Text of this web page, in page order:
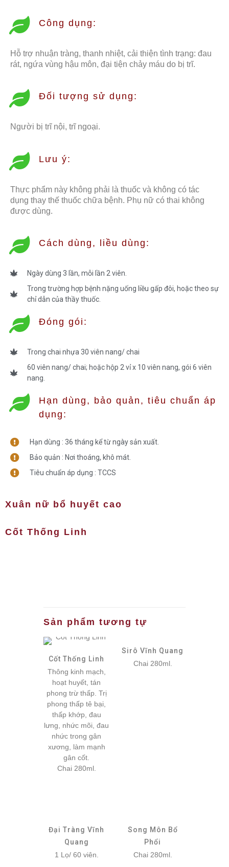
Công dụng:
Hỗ trợ nhuận tràng, thanh nhiệt, cải thiện tình trạng: đau
rát, ngứa vùng hậu môn, đại tiện chảy máu do bị trĩ.
Đối tượng sử dụng:
Người bị trĩ nội, trĩ ngoại.
Lưu ý:
Thực phẩm này không phải là thuốc và không có tác
dụng thay thế thuốc chữa bệnh. Phụ nữ có thai không
được dùng.
Cách dùng, liều dùng:​
Ngày dùng 3 lần, mỗi lần 2 viên.
Trong trường hợp bệnh nặng uống liều gấp đôi, hoặc theo sự
chỉ dẫn của thầy thuốc.
Đóng gói:
Trong chai nhựa 30 viên nang/ chai
60 viên nang/ chai; hoặc hộp 2 vỉ x 10 viên nang, gói 6 viên
nang.
Hạn dùng, bảo quản, tiêu chuẩn áp
dụng:
Hạn dùng : 36 tháng kể từ ngày sản xuất.
Bảo quản : Nơi thoáng, khô mát.
Tiêu chuẩn áp dụng : TCCS
Xuân nữ bổ huyết cao
Cốt Thống Linh
Sản phẩm tương tự
Cốt Thống Linh
Thông kinh mạch,
hoạt huyết, tán
phong trừ thấp. Trị
phong thấp tê bại,
thấp khớp, đau
lưng, nhức mõi, đau
nhức trong gân
xương, làm mạnh
gân cốt.
Chai 280ml.
Sirô Vĩnh Quang
Chai 280ml.
Đại Tràng Vĩnh
Quang
1 Lọ/ 60 viên.
Song Môn Bổ
Phổi
Chai 280ml.